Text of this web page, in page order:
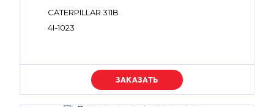
CATERPILLAR 311B
4I-1023
Уточняйте цену